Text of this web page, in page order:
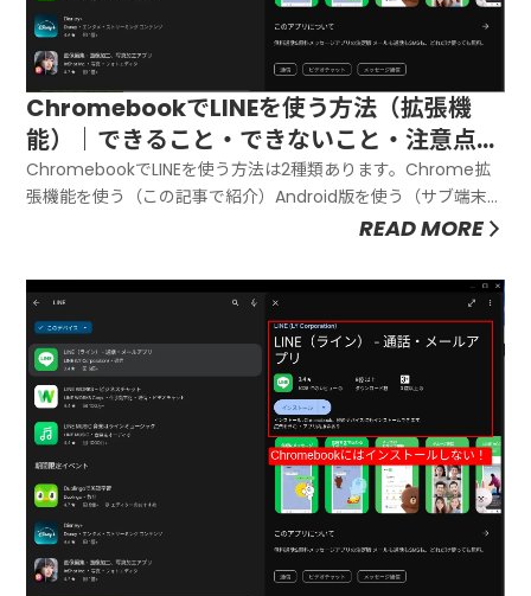
ChromebookでLINEを使う方法（拡張機
能）｜できること・できないこと・注意点
【2026年版】
ChromebookでLINEを使う方法は2種類あります。Chrome拡
張機能を使う（この記事で紹介）Android版を使う（サブ端末と
して利用）手軽にテキストのやりとりをしたいなら、Chrome
Chromebookの軽快さを活かしたまま使えます。この記...
READ MORE